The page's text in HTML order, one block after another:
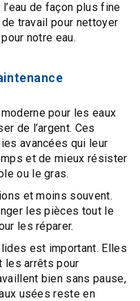
de façon plus fine
travail pour nettoyer
notre eau.
pour les eaux
de l’argent. Ces
avancées qui leur
et de mieux résister
ou le gras.
et moins souvent.
les pièces tout le
les réparer.
est important. Elles
les arrêts pour
bien sans pause,
usées reste en